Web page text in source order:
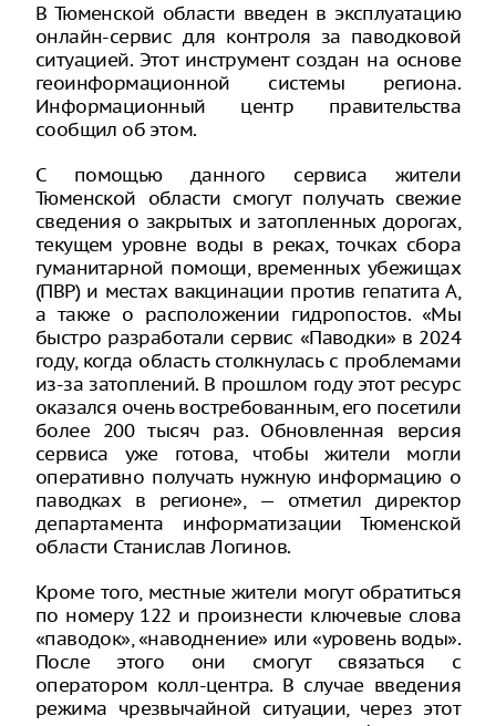
В Тюменской области введен в эксплуатацию
онлайн-сервис для контроля за паводковой
ситуацией. Этот инструмент создан на основе
геоинформационной системы региона.
Информационный центр правительства
сообщил об этом.
С помощью данного сервиса жители
Тюменской области смогут получать свежие
сведения о закрытых и затопленных дорогах,
текущем уровне воды в реках, точках сбора
гуманитарной помощи, временных убежищах
(ПВР) и местах вакцинации против гепатита А,
а также о расположении гидропостов. «Мы
быстро разработали сервис «Паводки» в 2024
году, когда область столкнулась с проблемами
из-за затоплений. В прошлом году этот ресурс
оказался очень востребованным, его посетили
более 200 тысяч раз. Обновленная версия
сервиса уже готова, чтобы жители могли
оперативно получать нужную информацию о
паводках в регионе», — отметил директор
департамента информатизации Тюменской
области Станислав Логинов.
Кроме того, местные жители могут обратиться
по номеру 122 и произнести ключевые слова
«паводок», «наводнение» или «уровень воды».
После этого они смогут связаться с
оператором колл-центра. В случае введения
режима чрезвычайной ситуации, через этот